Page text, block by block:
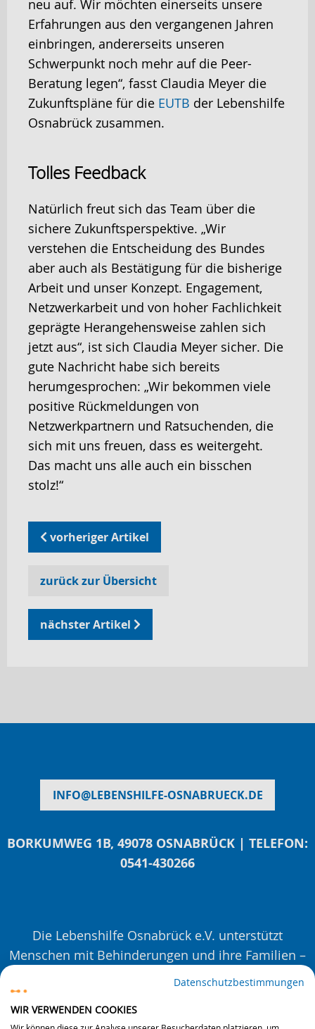
neu auf. Wir möchten einerseits unsere
Erfahrungen aus den vergangenen Jahren
einbringen, andererseits unseren
Schwerpunkt noch mehr auf die Peer-
Beratung legen“, fasst Claudia Meyer die
Zukunftspläne für die EUTB der Lebenshilfe
Osnabrück zusammen.
Tolles Feedback
Natürlich freut sich das Team über die
sichere Zukunftsperspektive. „Wir
verstehen die Entscheidung des Bundes
aber auch als Bestätigung für die bisherige
Arbeit und unser Konzept. Engagement,
Netzwerkarbeit und von hoher Fachlichkeit
geprägte Herangehensweise zahlen sich
jetzt aus“, ist sich Claudia Meyer sicher. Die
gute Nachricht habe sich bereits
herumgesprochen: „Wir bekommen viele
positive Rückmeldungen von
Netzwerkpartnern und Ratsuchenden, die
sich mit uns freuen, dass es weitergeht.
Das macht uns alle auch ein bisschen
stolz!“
vorheriger Artikel
zurück zur Übersicht
nächster Artikel
INFO@LEBENSHILFE-OSNABRUECK.DE
BORKUMWEG 1B, 49078 OSNABRÜCK | TELEFON:
0541-430266
Die Lebenshilfe Osnabrück e.V. unterstützt
Menschen mit Behinderungen und ihre Familien –
mit Beratungen, Veranstaltungen und Projekten.
Seit 1963. Auf Augenhöhe. Für eine inklusivere
Gesellschaft.
Datenschutzbestimmungen
WIR VERWENDEN COOKIES